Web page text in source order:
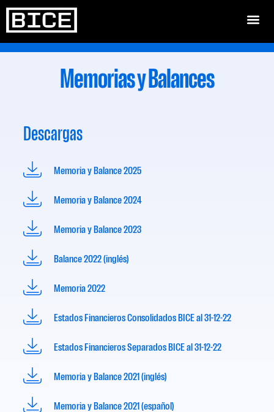
Memorias y Balances
Descargas
Memoria y Balance 2025
Memoria y Balance 2024
Memoria y Balance 2023
Balance 2022 (inglés)
Memoria 2022
Estados Financieros Consolidados BICE al 31-12-22
Estados Financieros Separados BICE al 31-12-22
Memoria y Balance 2021 (inglés)
Memoria y Balance 2021 (español)